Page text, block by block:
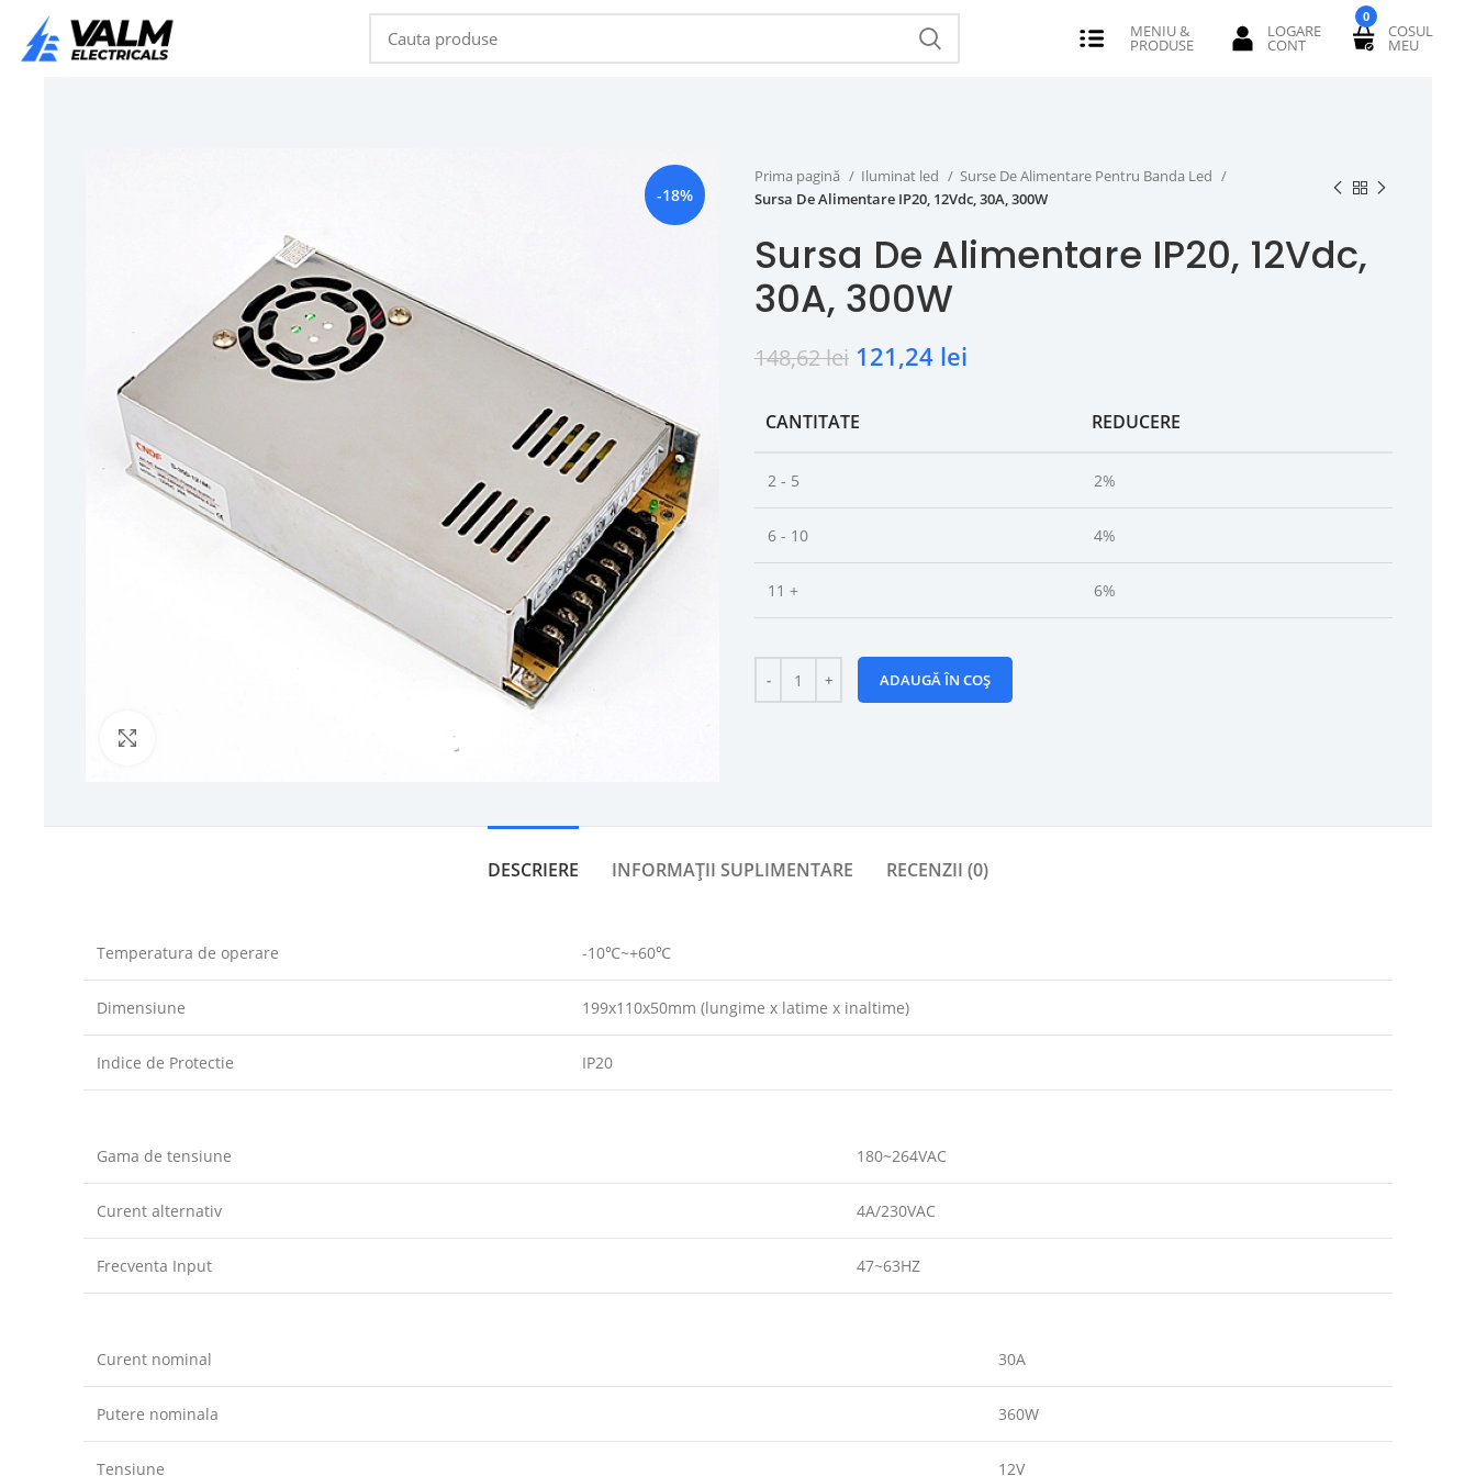
0
-18%
Prima pagină Iluminat led
Surse De Alimentare Pentru Banda Led
Sursa De Alimentare IP20, 12Vdc, 30A, 300W
Sursa De Alimentare IP20, 12Vdc,
30A, 300W
148,62lei 121,24 lei
CANTITATE REDUCERE
2 - 5 2%
6 - 10 4%
11 + 6%
ADAUGĂ ÎN COȘ
DESCRIERE INFORMAȚII SUPLIMENTARE RECENZII (0)
Temperatura de operare -10℃~+60℃
Dimensiune 199x110x50mm (lungime x latime x inaltime)
Indice de Protectie IP20
Gama de tensiune 180~264VAC
Curent alternativ 4A/230VAC
Frecventa Input 47~63HZ
Curent nominal 30A
Putere nominala 360W
Tensiune 12V